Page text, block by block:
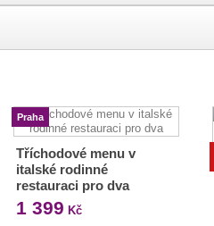
Praha
Tříchodové menu v
italské rodinné
restauraci pro dva
1 399 Kč